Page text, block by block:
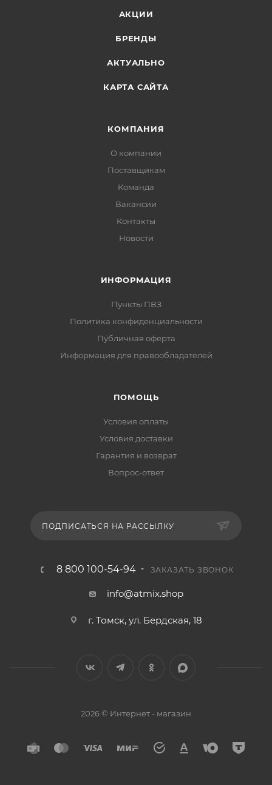
АКЦИИ
БРЕНДЫ
АКТУАЛЬНО
КАРТА САЙТА
КОМПАНИЯ
О компании
Поставщикам
Команда
Вакансии
Контакты
Новости
ИНФОРМАЦИЯ
Пункты ПВЗ
Политика конфиденциальности
Публичная оферта
Информация для правообладателей
ПОМОЩЬ
Условия оплаты
Условия доставки
Гарантия и возврат
Вопрос-ответ
ПОДПИСАТЬСЯ НА РАССЫЛКУ
8 800 100-54-94 ЗАКАЗАТЬ ЗВОНОК
info@atmix.shop
г. Томск, ул. Бердская, 18
2026 © Интернет - магазин